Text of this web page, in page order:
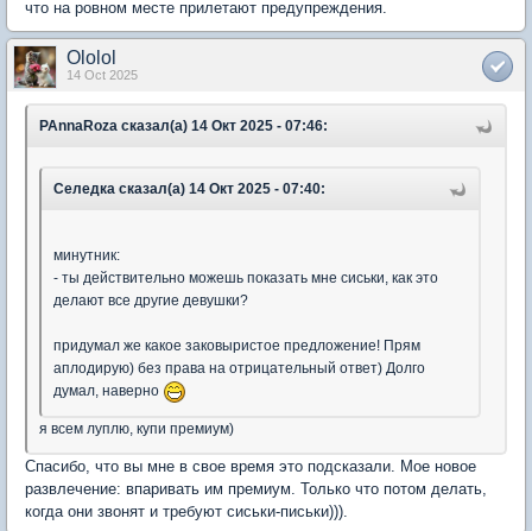
что на ровном месте прилетают предупреждения.
Ololol
14 Oct 2025
PAnnaRoza сказал(а) 14 Окт 2025 - 07:46:
Селедка сказал(а) 14 Окт 2025 - 07:40:
минутник:
- ты действительно можешь показать мне сиськи, как это
делают все другие девушки?
придумал же какое заковыристое предложение! Прям
аплодирую) без права на отрицательный ответ) Долго
думал, наверно
я всем луплю, купи премиум)
Спасибо, что вы мне в свое время это подсказали. Мое новое
развлечение: впаривать им премиум. Только что потом делать,
когда они звонят и требуют сиськи-письки))).